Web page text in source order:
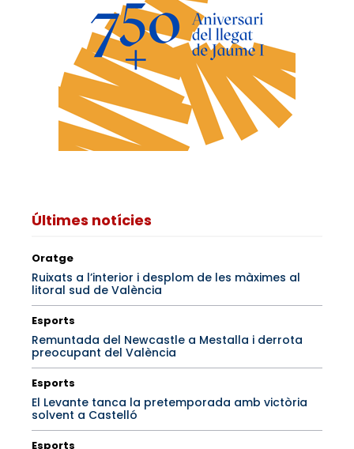
Últimes notícies
Oratge
Ruixats a l’interior i desplom de les màximes al
litoral sud de València
Esports
Remuntada del Newcastle a Mestalla i derrota
preocupant del València
Esports
El Levante tanca la pretemporada amb victòria
solvent a Castelló
Esports